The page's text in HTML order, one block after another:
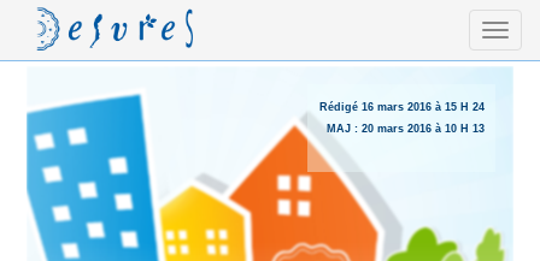
Rédigé 16 mars 2016 à 15 H 24
MAJ : 20 mars 2016 à 10 H 13